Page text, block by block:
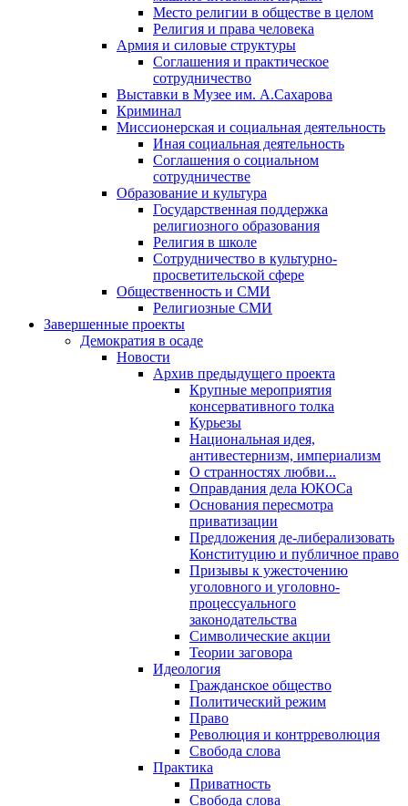
Место религии в обществе в целом
Религия и права человека
Армия и силовые структуры
Соглашения и практическое
сотрудничество
Выставки в Музее им. А.Сахарова
Криминал
Миссионерская и социальная деятельность
Иная социальная деятельность
Соглашения о социальном
сотрудничестве
Образование и культура
Государственная поддержка
религиозного образования
Религия в школе
Сотрудничество в культурно-
просветительской сфере
Общественность и СМИ
Религиозные СМИ
Завершенные проекты
Демократия в осаде
Новости
Архив предыдущего проекта
Крупные мероприятия
консервативного толка
Курьезы
Национальная идея,
антивестернизм, империализм
О странностях любви...
Оправдания дела ЮКОСа
Основания пересмотра
приватизации
Предложения де-либерализовать
Конституцию и публичное право
Призывы к ужесточению
уголовного и уголовно-
процессуального
законодательства
Символические акции
Теории заговора
Идеология
Гражданское общество
Политический режим
Право
Революция и контрреволюция
Свобода слова
Практика
Приватность
Свобода слова